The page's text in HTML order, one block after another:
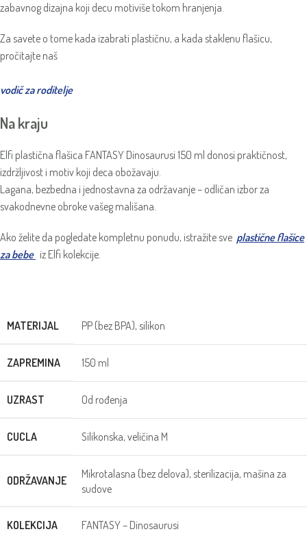
zabavnog dizajna koji decu motiviše tokom hranjenja.
Za savete o tome kada izabrati plastičnu, a kada staklenu flašicu,
pročitajte naš
vodič za roditelje
Na kraju
Elfi plastična flašica FANTASY Dinosaurusi 150 ml donosi praktičnost,
izdržljivost i motiv koji deca obožavaju.
Lagana, bezbedna i jednostavna za održavanje – odličan izbor za
svakodnevne obroke vašeg mališana.
Ako želite da pogledate kompletnu ponudu, istražite sve plastične flašice
za bebe iz Elfi kolekcije.
MATERIJAL PP (bez BPA), silikon
ZAPREMINA 150 ml
UZRAST Od rođenja
CUCLA Silikonska, veličina M
ODRŽAVANJE
Mikrotalasna (bez delova), sterilizacija, mašina za
sudove
KOLEKCIJA FANTASY – Dinosaurusi